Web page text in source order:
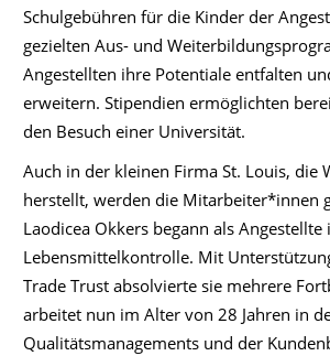
Schulgebühren für die Kinder der
gezielten Aus- und
Angestellten ihre Potentiale entfalten
erweitern. Stipendien ermöglichten
den Besuch einer Universität.
Auch in der kleinen Firma St. Louis, die
herstellt, werden die Mitarbeiter*innen
Laodicea Okkers begann als Angestellte
Lebensmittelkontrolle. Mit
Trade Trust absolvierte sie mehrere
arbeitet nun im Alter von 28 Jahren in
Qualitätsmanagements und der